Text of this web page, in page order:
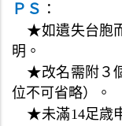
ＰＳ ：
★如遺失台胞
明 。
★改名需附３
位不可省略）
。
★未滿14足歳